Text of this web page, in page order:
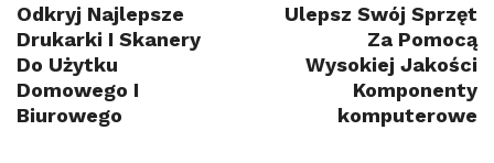
Odkryj Najlepsze
Drukarki I Skanery
Do Użytku
Domowego I
Biurowego
Ulepsz Swój Sprzęt
Za Pomocą
Wysokiej Jakości
Komponenty
komputerowe